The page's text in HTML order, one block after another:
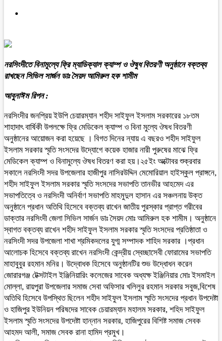
নরসিংদীতে বিনামূল্যে ফ্রি ম্যাডিক্যাল ক্যাম্প ও ঔষুধ বিতরণী অনুষ্ঠানে বক্তব্য
রাখছেন সিভিল সার্জন ডাঃ সৈয়দ আমিরুল হক শামীম
আবুনাঈম রিপন :
নরসিংদীর জনপ্রিয় ইউপি চেয়ারম্যান শহীদ সাইফুল ইসলাম সরকারের ১৮তম
শাহাদাৎ বার্ষিকী উপলক্ষে ফ্রি মেডিকেল ক্যাম্প ও বিনা মুল্যে ঔষধ বিতরণী
অনুষ্ঠানের আয়োজন করা হয়েছে । বিগত দিনের ন্যায় এ বছরও শহীদ সাইফুল
ইসলাম সরকার স্মৃতি সংসদের উদ্যোগে কয়েক হাজার নারী পুরুষের মাঝে ফ্রি
মেডিকেল ক্যাম্প ও বিনামুল্যে ঔষধ বিতরণ করা হয়।২৫ইং অক্টোবর শুক্রবার
সকালে নরসিংদী সদর উপজেলার হাজীপুর নাসিরউদ্দিন মেমোরিয়াল হাইস্কুল প্রাঙ্গনে,
শহীদ সাইফুল ইসলাম সরকার স্মৃতি সংসদের সভাপতি তানভীর আহমেদ এর
সভাপতিত্বে ও নরসিংদী অনির্বাণ সভাপতি মাহমুদুল হাসান এর সঞ্চলনায় উক্ত
অনুষ্ঠানে প্রধান অতিথি হিসেবে বক্তব্য রাখেন জাতীয় পুরস্কার প্রাপ্ত গরীবের
ডাক্তার নরসিংদী জেলা সিভিল সার্জন ডাঃ সৈয়দ মোঃ আমিরুল হক শামীম। অনুষ্ঠানে
স্বাগত বক্তব্য রাখেন শহীদ সাইফুল ইসলাম সরকার স্মৃতি সংসদের প্রতিষ্ঠাতা ও
নরসিংদী সদর উপজেলা শাখা শ্রমিকদলের যুগ্ম সম্পাদক শাহিদ সরকার ।প্রধান
আলোচক হিসেবে বক্তব্য রাখেন নরসিংদী কেন্দ্রীয় স্বেচ্ছাসেবী ফোরামের সভাপতি
মাহাবুবুর রহমান মনির। উদ্বোধক হিসেবে অনুষ্ঠানটির শুভ উদ্ধোধন করেন
জোরারগঞ্জ টেক্সটাইল ইঞ্জিনিয়ারিং কলেজের সাবেক অধ্যক্ষ ইঞ্জিনিয়ার মোঃ ইসমাইল
মোল্লা, রায়পুরা উপজেলার সমাজ সেবা অফিসার খলিলুর রহমান সরকার সবুজ,বিশেষ
অতিথি হিসেবে উপস্থিত ছিলেন শহীদ সাইফুল ইসলাম স্মৃতি সংসদের প্রধান উপদেষ্টা
ও হাজিপুর ইউনিয়ন পরিষদের সাবেক চেয়ারম্যান মহালম সরকার, শহিদ সাইফুল
ইসলাম স্মৃতি সংসদের উপদেষ্টা হান্নান সরকার, হাজিপুরের বিশিষ্ট সমাজ সেবক
আহমদ আলী, সমাজ সেবক রানা হামিদ প্রমুখ।